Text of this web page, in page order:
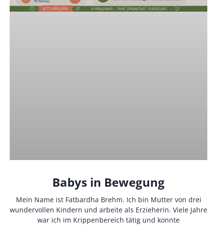
Babys in Bewegung
Mein Name ist Fatbardha Brehm. Ich bin Mutter von drei
wundervollen Kindern und arbeite als Erzieherin. Viele Jahre
war ich im Krippenbereich tätig und konnte